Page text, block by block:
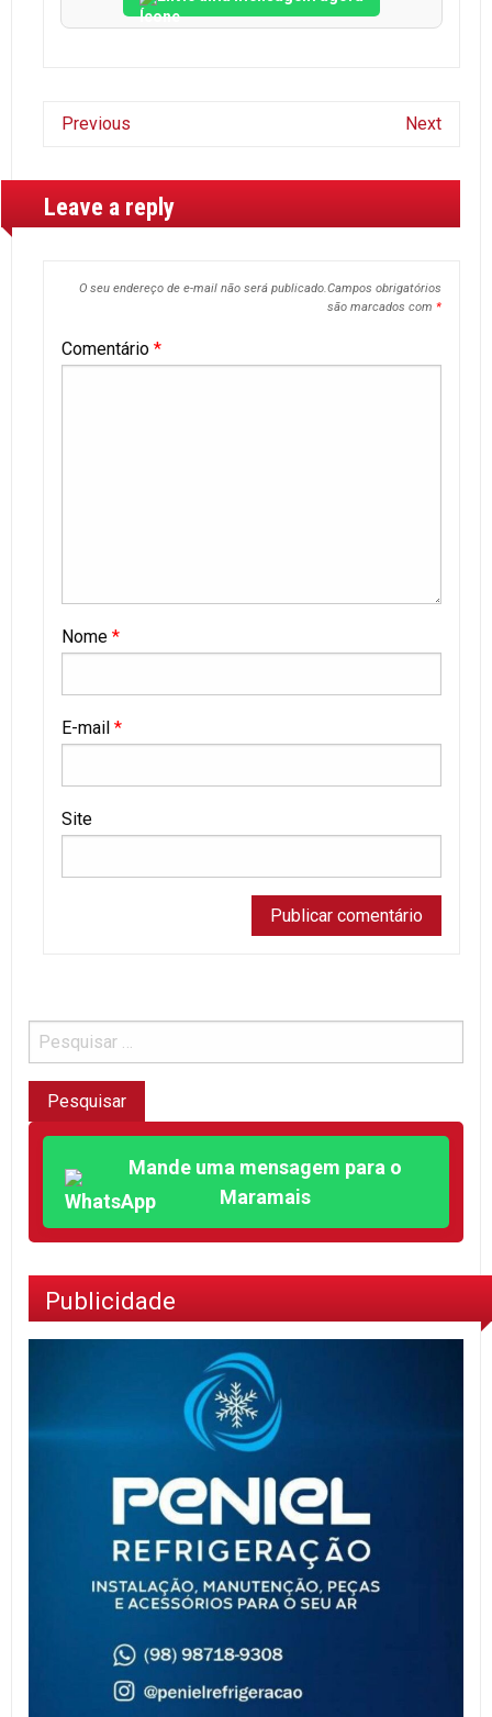
Previous Next
Leave a reply
O seu endereço de e-mail não será publicado. Campos obrigatórios
são marcados com *
Comentário *
Nome *
E-mail *
Site
Mande uma mensagem para o
Maramais
Publicidade